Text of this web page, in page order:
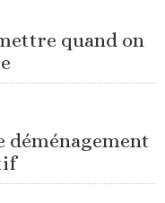
quand on
déménagement